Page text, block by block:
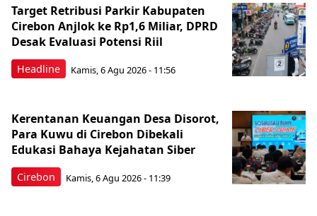
Headline
Target Retribusi Parkir Kabupaten
Cirebon Anjlok ke Rp1,6 Miliar, DPRD
Desak Evaluasi Potensi Riil
Kamis, 6 Agu 2026 - 11:56
Cirebon
Kerentanan Keuangan Desa Disorot,
Para Kuwu di Cirebon Dibekali
Edukasi Bahaya Kejahatan Siber
Kamis, 6 Agu 2026 - 11:39